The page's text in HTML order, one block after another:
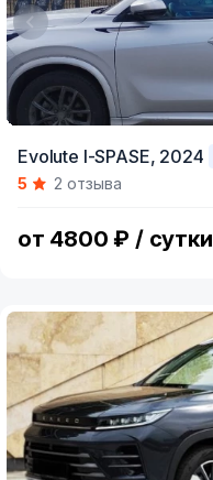
of
Evolute I-SPASE, 2024
5
2 отзыва
от 4800 ₽ / сутки